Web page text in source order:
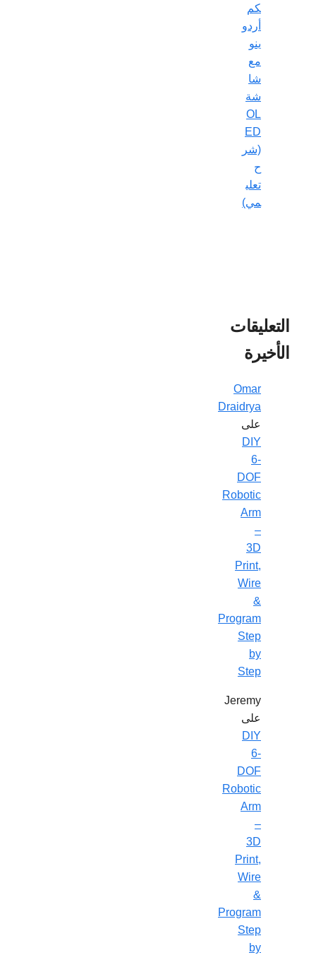
كم
أردو
ينو
مع
شا
شة
OL
ED
(شر
ح
تعلي
مي)
التعليقات
الأخيرة
Omar
Draidrya
على
DIY
6-
DOF
Robotic
Arm
–
3D
Print,
Wire
&
Program
Step
by
Step
Jeremy
على
DIY
6-
DOF
Robotic
Arm
–
3D
Print,
Wire
&
Program
Step
by